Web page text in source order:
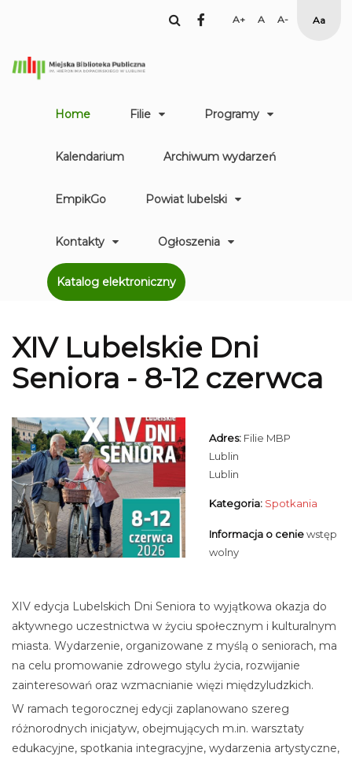
facebook
Set Set
Smaller
High
Home Filie Programy
Kalendarium Archiwum wydarzeń
EmpikGo Powiat lubelski
Kontakty Ogłoszenia
Katalog elektroniczny
XIV Lubelskie Dni
Seniora - 8-12 czerwca
Adres: Filie MBP
Lublin
Lublin
Kategoria: Spotkania
Informacja o ceniewstęp
wolny
XIV edycja Lubelskich Dni Seniora to wyjątkowa okazja do
aktywnego uczestnictwa w życiu społecznym i kulturalnym
miasta. Wydarzenie, organizowane z myślą o seniorach, ma
na celu promowanie zdrowego stylu życia, rozwijanie
zainteresowań oraz wzmacnianie więzi międzyludzkich.
W ramach tegorocznej edycji zaplanowano szereg
różnorodnych inicjatyw, obejmujących m.in. warsztaty
edukacyjne, spotkania integracyjne, wydarzenia artystyczne,